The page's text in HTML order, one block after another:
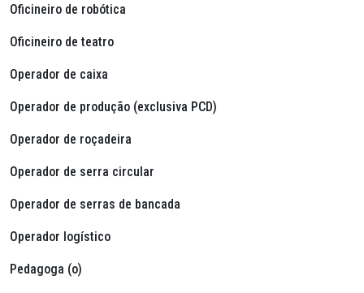
Oficineiro de robótica
Oficineiro de teatro
Operador de caixa
Operador de produção (exclusiva PCD)
Operador de roçadeira
Operador de serra circular
Operador de serras de bancada
Operador logístico
Pedagoga (o)